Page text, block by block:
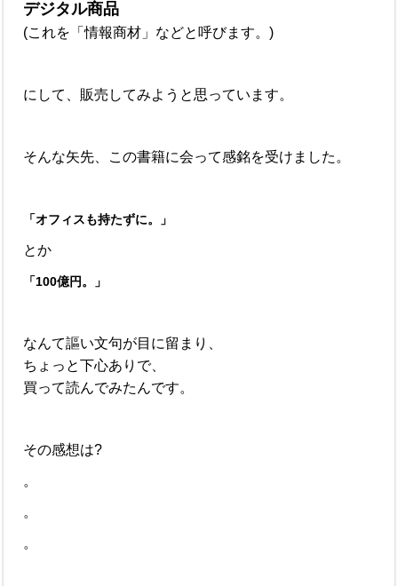
デジタル商品
(これを「情報商材」などと呼びます。)
にして、販売してみようと思っています。
そんな矢先、この書籍に会って感銘を受けました。
「オフィスも持たずに。」
とか
「100億円。」
なんて謳い文句が目に留まり、
ちょっと下心ありで、
買って読んでみたんです。
その感想は?
。
。
。